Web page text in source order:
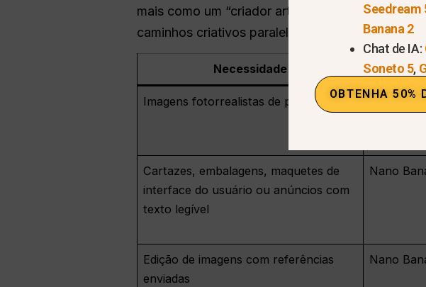
mais como um “criador artístico”. Em outras
caminhos criativos paralelos e complementares.
Necessidade
Imagens fotorrealistas de produtos Nano
Cartazes, embalagens, maquetes de
interface do usuário ou anúncios com
texto legível
Nano
Edição de imagens com referências
enviadas
Nano
Seedream
Banana 2
Chat de IA:
Soneto 5,
OBTENHA 50%